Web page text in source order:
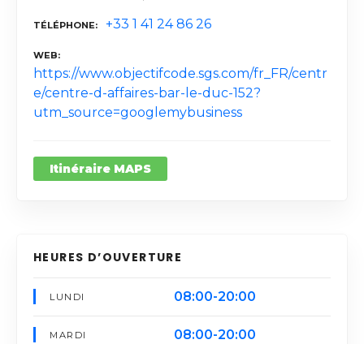
TÉLÉPHONE +33 1 41 24 86 26
WEB
https://www.objectifcode.sgs.com/fr_FR/centr
e/centre-d-affaires-bar-le-duc-152?
utm_source=googlemybusiness
Itinéraire MAPS
HEURES D’OUVERTURE
LUNDI 08:00-20:00
MARDI 08:00-20:00